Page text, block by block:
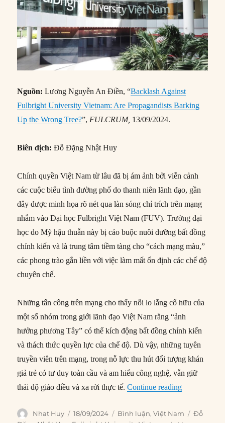
Nguồn:Lương Nguyễn An Điền, “Backlash Against
Fulbright University Vietnam: Are Propagandists Barking
Up the Wrong Tree?”, FULCRUM, 13/09/2024.
Biên dịch:Đỗ Đặng Nhật Huy
Chính quyền Việt Nam từ lâu đã bị ám ảnh bởi viễn cảnh
các cuộc biểu tình đường phố do thanh niên lãnh đạo, gần
đây được minh họa rõ nét qua làn sóng chỉ trích trên mạng
nhắm vào Đại học Fulbright Việt Nam (FUV). Trường đại
học do Mỹ hậu thuẫn này bị cáo buộc nuôi dưỡng bất đồng
chính kiến ​​và là trung tâm tiềm tàng cho “cách mạng màu,”
các phong trào gắn liền với việc làm mất ổn định các chế độ
chuyên chế.
Những tấn công trên mạng cho thấy nỗi lo lắng cố hữu của
một số nhóm trong giới lãnh đạo Việt Nam rằng “ảnh
hưởng phương Tây” có thể kích động bất đồng chính kiến ​​
và thách thức quyền lực của chế độ. Dù vậy, những tuyên
truyền viên trên mạng, trong nỗ lực thu hút đối tượng khán
giả trẻ có tư duy toàn cầu và am hiểu công nghệ, vẫn giữ
thái độ giáo điều và xa rời thực tế.Continue reading“Điều gì thúc
Author
Nhat Huy
Posted
18/09/2024 Categories
Bình luận,Việt Nam Tags
Đỗ